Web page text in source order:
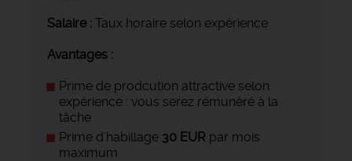
Salaire : Taux horaire selon expérience
Avantages :
Prime de prodcution attractive selon
expérience : vous serez rémunéré à la
tâche
Prime d'habillage 30 EUR par mois
maximum